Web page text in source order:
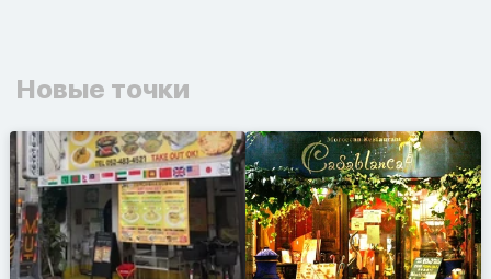
Новые точки